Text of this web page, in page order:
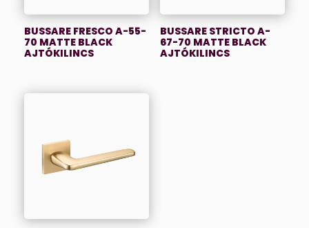
BUSSARE FRESCO A-55-
70 MATTE BLACK
AJTÓKILINCS
BUSSARE STRICTO A-
67-70 MATTE BLACK
AJTÓKILINCS